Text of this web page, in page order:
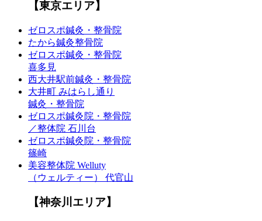
【東京エリア】
ゼロスポ鍼灸・整骨院
たから鍼灸整骨院
ゼロスポ鍼灸・整骨院
喜多見
西大井駅前鍼灸・整骨院
大井町 みはらし通り
鍼灸・整骨院
ゼロスポ鍼灸院・整骨院
／整体院 石川台
ゼロスポ鍼灸院・整骨院
篠崎
美容整体院 Welluty
（ウェルティー） 代官山
【神奈川エリア】